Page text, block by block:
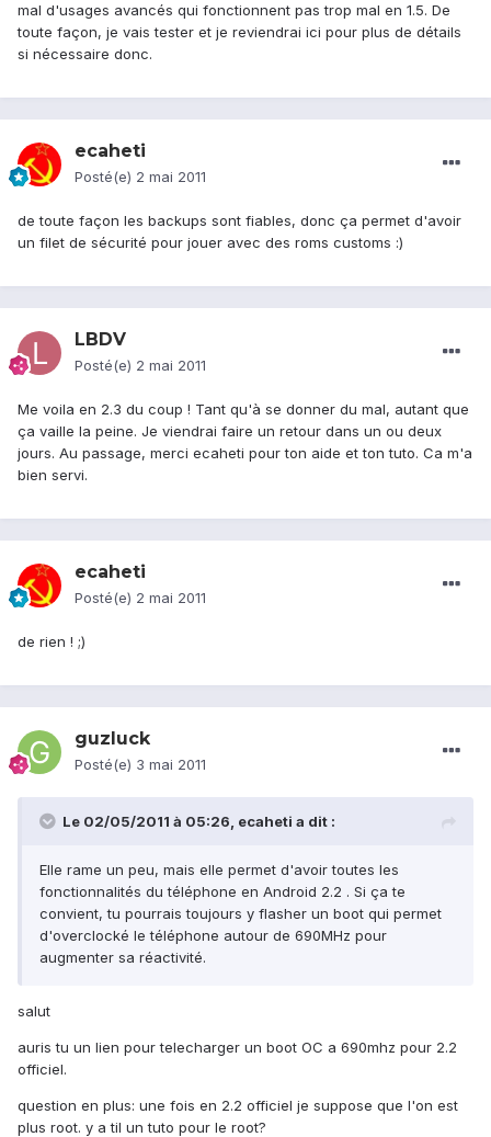
mal d'usages avancés qui fonctionnent pas trop mal en 1.5. De
toute façon, je vais tester et je reviendrai ici pour plus de détails
si nécessaire donc.
ecaheti
Posté(e) 2 mai 2011
de toute façon les backups sont fiables, donc ça permet d'avoir
un filet de sécurité pour jouer avec des roms customs :)
LBDV
Posté(e) 2 mai 2011
Me voila en 2.3 du coup ! Tant qu'à se donner du mal, autant que
ça vaille la peine. Je viendrai faire un retour dans un ou deux
jours. Au passage, merci ecaheti pour ton aide et ton tuto. Ca m'a
bien servi.
ecaheti
Posté(e) 2 mai 2011
de rien ! ;)
guzluck
Posté(e) 3 mai 2011
Le 02/05/2011 à 05:26, ecaheti a dit :
Elle rame un peu, mais elle permet d'avoir toutes les
fonctionnalités du téléphone en Android 2.2 . Si ça te
convient, tu pourrais toujours y flasher un boot qui permet
d'overclocké le téléphone autour de 690MHz pour
augmenter sa réactivité.
salut
auris tu un lien pour telecharger un boot OC a 690mhz pour 2.2
officiel.
question en plus: une fois en 2.2 officiel je suppose que l'on est
plus root. y a til un tuto pour le root?